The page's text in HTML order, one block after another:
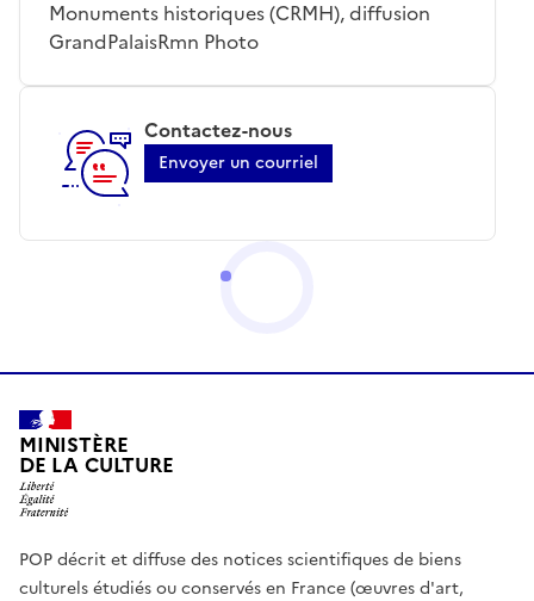
Monuments historiques (CRMH), diffusion
GrandPalaisRmn Photo
Contactez-nous
Envoyer un courriel
MINISTÈRE
DE LA CULTURE
POP décrit et diffuse des notices scientifiques de biens
culturels étudiés ou conservés en France (œuvres d'art,